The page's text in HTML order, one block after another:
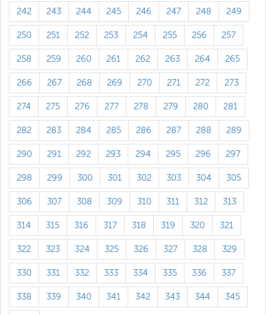
242 243 244 245 246 247 248 249
250 251 252 253 254 255 256 257
258 259 260 261 262 263 264 265
266 267 268 269 270 271 272 273
274 275 276 277 278 279 280 281
282 283 284 285 286 287 288 289
290 291 292 293 294 295 296 297
298 299 300 301 302 303 304 305
306 307 308 309 310 311 312 313
314 315 316 317 318 319 320 321
322 323 324 325 326 327 328 329
330 331 332 333 334 335 336 337
338 339 340 341 342 343 344 345